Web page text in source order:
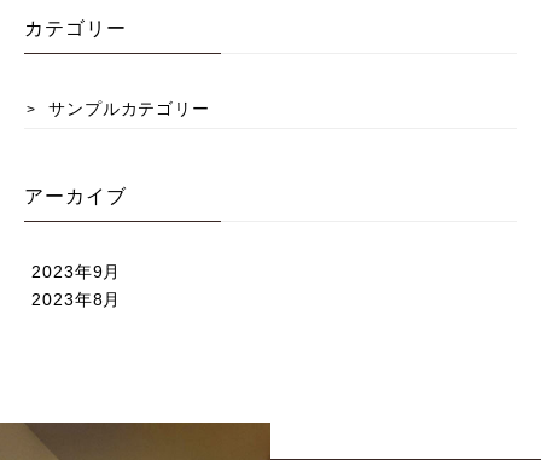
カテゴリー
サンプルカテゴリー
アーカイブ
2023年9月
2023年8月